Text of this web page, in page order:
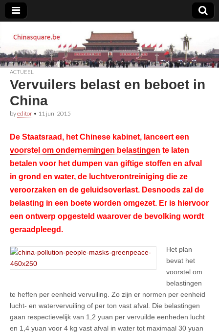
Chinasquare.be
ACTUEEL
Vervuilers belast en beboet in
China
byeditor • 11 juni 2015
De Staatsraad, het Chinese kabinet, lanceert een
voorstel om ondernemingen belastingen te laten
betalen voor het dumpen van giftige stoffen en afval
in grond en water, de luchtverontreiniging die ze
veroorzaken en de geluidsoverlast. Desnoods zal de
belasting in een boete worden omgezet. Er is hiervoor
een ontwerp opgesteld waarover de bevolking wordt
geraadpleegd.
Het plan
bevat het
voorstel om
belastingen
te heffen per eenheid vervuiling. Zo zijn er normen per eenheid
lucht- en watervervuiling of per ton vast afval. Die belastingen
gaan respectievelijk van 1,2 yuan per vervuilde eenheden lucht
en 1,4 yuan voor 4 kg vast afval in water tot maximaal 30 yuan